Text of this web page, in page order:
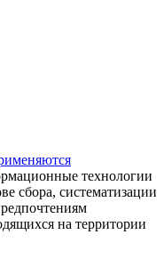
технологии
сбора, систематизации
на территории